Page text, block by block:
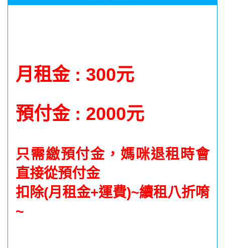
月租金 : 300元
預付金 : 2000元
只需繳預付金，媽咪退租時會
直接從預付金
扣除(月租金+運費)~續租八折唷
~